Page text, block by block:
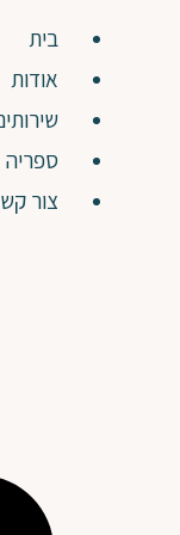
בית
אודות
ספריה
צור